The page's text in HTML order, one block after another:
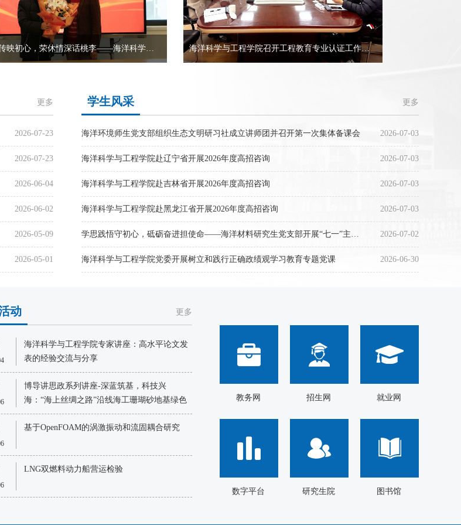
薪火相传映初心，荣休情深话桃李——海洋科学与工程学院举行吴相豪教授荣休座谈会 海洋科学与工程学院召开工程教育专业认证工作推进会
更多
2026-07-23
2026-07-23
2026-06-04
2026-06-02
2026-05-09
2026-05-01
学生风采 更多
海洋环境师生党支部组织生态文明研习社成立讲师团并召开第一次集体备课会 2026-07-03
海洋科学与工程学院赴辽宁省开展2026年度高招咨询 2026-07-03
海洋科学与工程学院赴吉林省开展2026年度高招咨询 2026-07-03
海洋科学与工程学院赴黑龙江省开展2026年度高招咨询 2026-07-03
学思践悟守初心，砥砺奋进担使命——海洋材料研究生党支部开展“七一”主题党日活动暨电影党课 2026-07-02
海洋科学与工程学院党委开展树立和践行正确政绩观学习教育专题党课 2026-06-30
动 更多
海洋科学与工程学院专家讲座：高水平论文发
表的经验交流与分享
博导讲思政系列讲座-深蓝筑基，科技兴
海：“海上丝绸之路”沿线海工珊瑚砂地基绿色
智能加固技术研究
基于OpenFOAM的涡激振动和流固耦合研究
LNG双燃料动力船营运检验
教务网 招生网 就业网
数字平台 研究生院 图书馆